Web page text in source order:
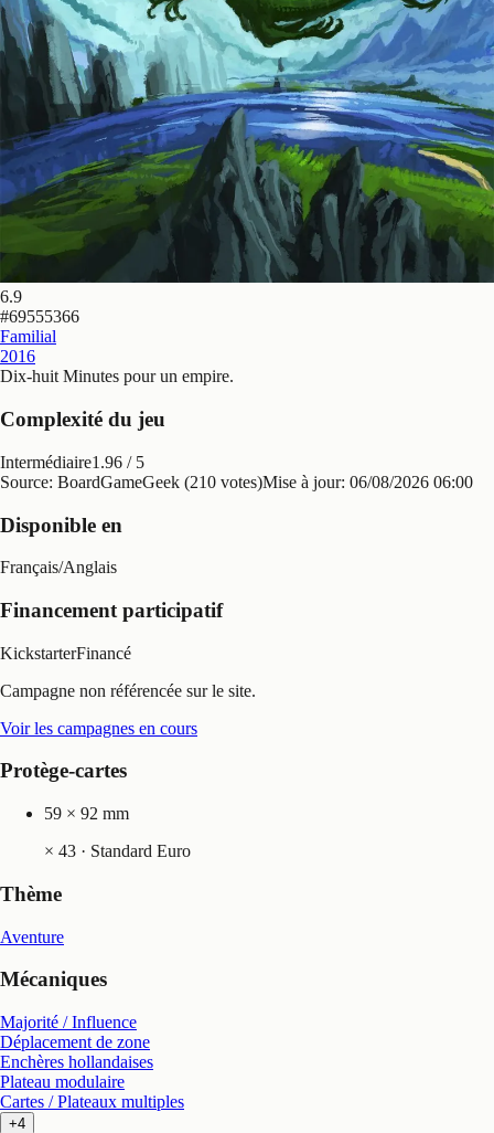
6.9
#69555366
Familial
2016
Dix-huit Minutes pour un empire.
Complexité du jeu
Intermédiaire1.96 / 5
Source: BoardGameGeek (210 votes)Mise à jour: 06/08/2026 06:00
Disponible en
Français/Anglais
Financement participatif
KickstarterFinancé
Campagne non référencée sur le site.
Voir les campagnes en cours
Protège-cartes
59 × 92 mm
× 43 · Standard Euro
Thème
Aventure
Mécaniques
Majorité / Influence
Déplacement de zone
Enchères hollandaises
Plateau modulaire
Cartes / Plateaux multiples
+4